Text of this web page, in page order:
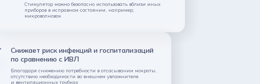
Стимулятор можно безопасно использовать вблизи иных
приборов в исправном состоянии, например,
микроволновок
Снижает риск инфекций и госпитализаций
по сравнению с ИВЛ
Благодаря снижению потребности в отсасывании мокроты,
отсутствию необходимости во внешнем увлажнителе
и вентиляционных трубках